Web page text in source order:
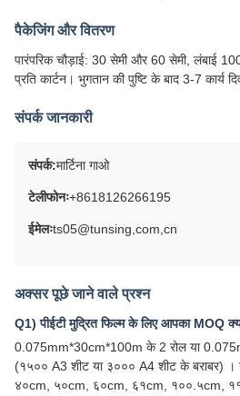
पैकेजिंग और वितरण
पारंपरिक चौड़ाई: 30 सेमी और 60 सेमी, लंबाई
प्रति कार्टन। भुगतान की पुष्टि के बाद 3-7 कार्य
संपर्क जानकारी
संपर्क:मार्टिना गाओ
टेलीफोनः+8618126266195
ईमेलःts05@tunsing,com,cn
अक्सर पूछे जाने वाले प्रश्न
Q1) पीईटी मुद्रित फिल्म के लिए आपका MOQ
0.075mm*30cm*100m के 2 रोल या
(१५०० A3 शीट या ३००० A4 शीट के बराबर) ।
४०cm, ५०cm, ६०cm, ६१cm, १००.५cm,